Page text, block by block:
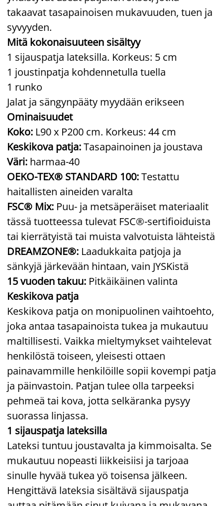
takaavat tasapainoisen mukavuuden, tuen ja
syvyyden.
Mitä kokonaisuuteen sisältyy
1 sijauspatja lateksilla. Korkeus: 5 cm
1 joustinpatja kohdennetulla tuella
1 runko
Jalat ja sängynpääty myydään erikseen
Ominaisuudet
Koko: L90 x P200 cm. Korkeus: 44 cm
Keskikova patja:Tasapainoinen ja joustava
Väri: harmaa-40
OEKO-TEX® STANDARD 100:Testattu
haitallisten aineiden varalta
FSC® Mix: Puu- ja metsäperäiset materiaalit
tässä tuotteessa tulevat FSC®-sertifioiduista
tai kierrätyistä tai muista valvotuista lähteistä
DREAMZONE®: Laadukkaita patjoja ja
sänkyjä järkevään hintaan, vain JYSKistä
15 vuoden takuu: Pitkäikäinen valinta
Keskikova patja
Keskikova patja on monipuolinen vaihtoehto,
joka antaa tasapainoista tukea ja mukautuu
maltillisesti. Vaikka mieltymykset vaihtelevat
henkilöstä toiseen, yleisesti ottaen
painavammille henkilöille sopii kovempi patja
ja päinvastoin. Patjan tulee olla tarpeeksi
pehmeä tai kova, jotta selkäranka pysyy
suorassa linjassa.
1 sijauspatja lateksilla
Lateksi tuntuu joustavalta ja kimmoisalta. Se
mukautuu nopeasti liikkeisiisi ja tarjoaa
sinulle hyvää tukea yö toisensa jälkeen.
Hengittävä lateksia sisältävä sijauspatja